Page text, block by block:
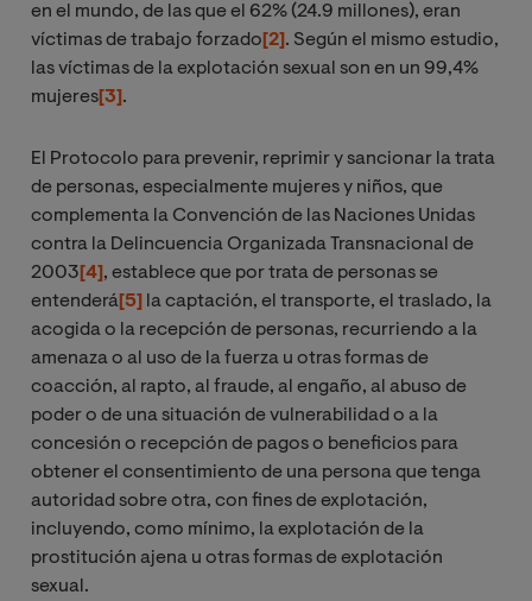
en el mundo, de las que el 62% (24.9 millones), eran
víctimas de trabajo forzado [2] . Según el mismo estudio,
las víctimas de la explotación sexual son en un 99,4%
mujeres[3] .
El Protocolo para prevenir, reprimir y sancionar la trata
de personas, especialmente mujeres y niños, que
complementa la Convención de las Naciones Unidas
contra la Delincuencia Organizada Transnacional de
2003 [4] , establece que por trata de personas se
entenderá[5]
la captación, el transporte, el traslado, la
acogida o la recepción de personas, recurriendo a la
amenaza o al uso de la fuerza u otras formas de
coacción, al rapto, al fraude, al engaño, al abuso de
poder o de una situación de vulnerabilidad o a la
concesión o recepción de pagos o beneficios para
obtener el consentimiento de una persona que tenga
autoridad sobre otra, con fines de explotación,
incluyendo, como mínimo, la explotación de la
prostitución ajena u otras formas de explotación
sexual.